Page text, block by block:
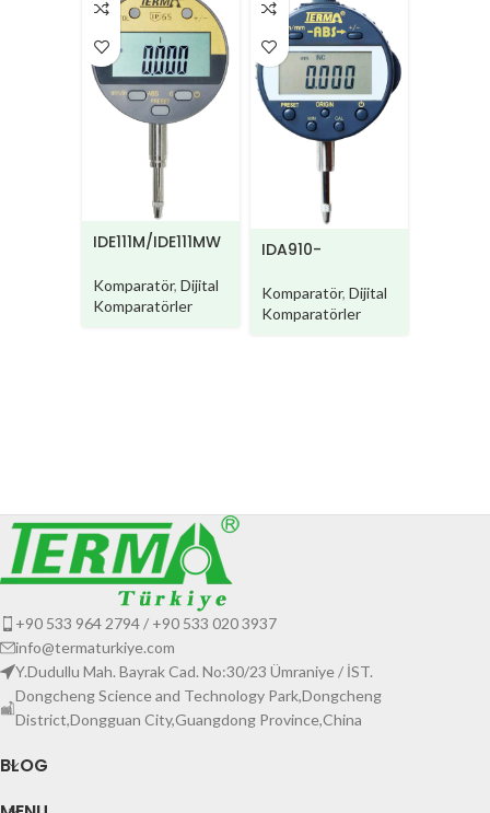
IDE111M/IDE111MW
Komparatör, Dijital
Komparatörler
IDA910-
Komparatör, Dijital
Komparatörler
+90 533 964 2794 / +90 533 020 3937
info@termaturkiye.com
Y.Dudullu Mah. Bayrak Cad. No:30/23 Ümraniye / İST.
Dongcheng Science and Technology Park,Dongcheng
District,Dongguan City,Guangdong Province,China
BLOG